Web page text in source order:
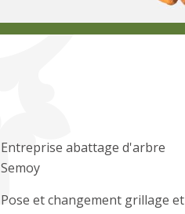
Entreprise abattage d'arbre
Semoy
Pose et changement grillage et